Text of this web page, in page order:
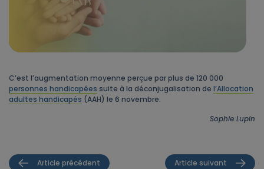
C’est l’augmentation moyenne perçue par plus de 120 000
personnes handicapées suite à la déconjugalisation de l’Allocation
adultes handicapés (AAH) le 6 novembre.
Sophie Lupin
Article précédent Article suivant